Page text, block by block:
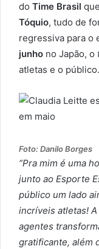
do Time Brasil
Tóquio, tudo de
regressiva para o
junho no Japão, o
atletas e o público.
Foto: Danilo Borges
“Pra mim é uma
junto ao Esporte
público um lado
incríveis atletas!
agentes
gratificante, além